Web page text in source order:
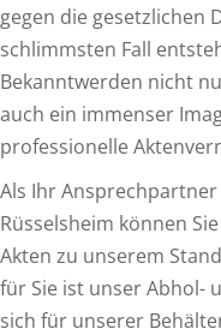
gegen die gesetzlichen
schlimmsten Fall
Bekanntwerden nicht
auch ein immenser
professionelle
Als Ihr
Rüsselsheim können
Akten zu unserem
für Sie ist unser Abhol-
sich für unserer